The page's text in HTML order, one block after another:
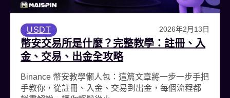
USDT 2026年2月13日
幣安交易所是什麼？完整教學：註冊、入
金、交易、出金全攻略
Binance 幣安教學懶人包：這篇文章將一步一步手把
手教你，從註冊、入金、交易到出金，每個流程都